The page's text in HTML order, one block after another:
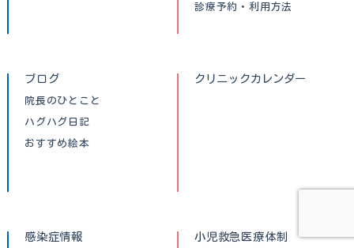
診療予約・利用方法
ブログ
院長のひとこと
ハグハグ日記
おすすめ絵本
クリニックカレンダー
感染症情報 小児救急医療体制